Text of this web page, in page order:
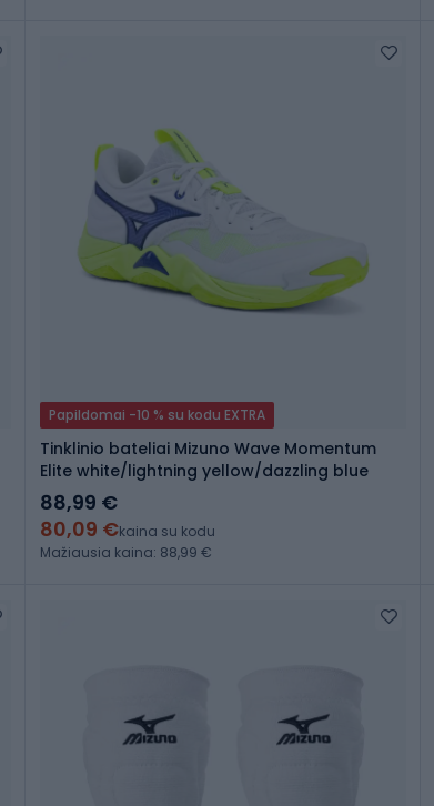
Papildomai -10 % su kodu EXTRA
Tinklinio bateliai Mizuno Wave Momentum
Elite white/lightning yellow/dazzling blue
88,99 €
80,09 €kaina su kodu
Mažiausia kaina: 88,99 €